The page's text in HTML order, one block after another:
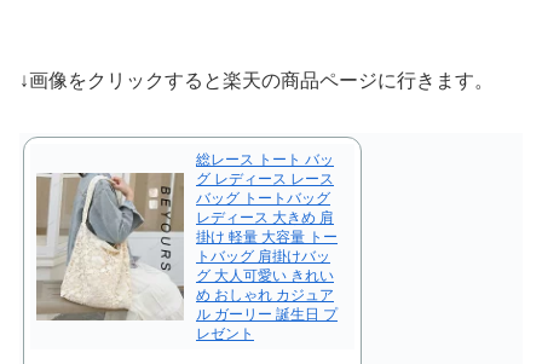
↓画像をクリックすると楽天の商品ページに行きます。
総レース トート バッ
グ レディース レース
バッグ トートバッグ
レディース 大きめ 肩
掛け 軽量 大容量 トー
トバッグ 肩掛けバッ
グ 大人可愛い きれい
め おしゃれ カジュア
ル ガーリー 誕生日 プ
レゼント